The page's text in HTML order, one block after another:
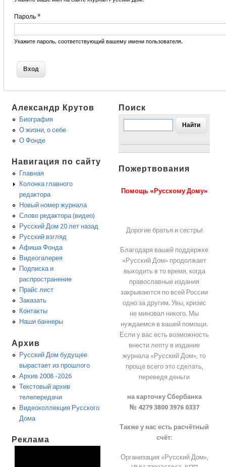
Пароль *
Укажите пароль, соответствующий вашему имени пользователя.
Александр Крутов
Биография
О жизни, о себе
О Фонде
Навигация по сайту
Главная
Колонка главного
редактора
Новый номер журнала
Слово редактора (видео)
Русский Дом 20 лет назад
Русский взгляд
Афиша Фонда
Видеогалерея
Подписка и
распространение
Прайс лист
Заказать
Контакты
Наши баннеры
Архив
Русский Дом будущее
вырастает из прошлого
Архив 2008 -2026
Текстовый архив
телепередачи
Видеоколлекция Русского
Дома
Реклама
Поиск
Пожертвования
Помощь «Русскому Дому»
Дорогие братья и сестры!
Благодаря вашей поддержке
«Русский Дом» продолжает
выходить в то время, когда
православные издания
закрываются по всей России
одно за другим. Увы, кризис
не миновал никого. Мы
нуждаемся в вашей помощи.
Если у вас есть возможность
внести лепту в издание
журнала «Русский Дом», то
проще всего это сделать,
переведя деньги
на карточку Сбербанка
№ 4279 3800 3976 0337
Также у нас есть расчётный
счёт:
Организация «Русский Дом»,